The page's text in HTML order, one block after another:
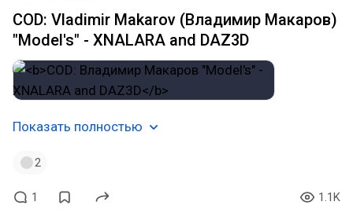
COD: Vladimir Makarov (Владимир Макаров)
"Model's" - XNALARA and DAZ3D
Показать полностью
2
1 1.1K